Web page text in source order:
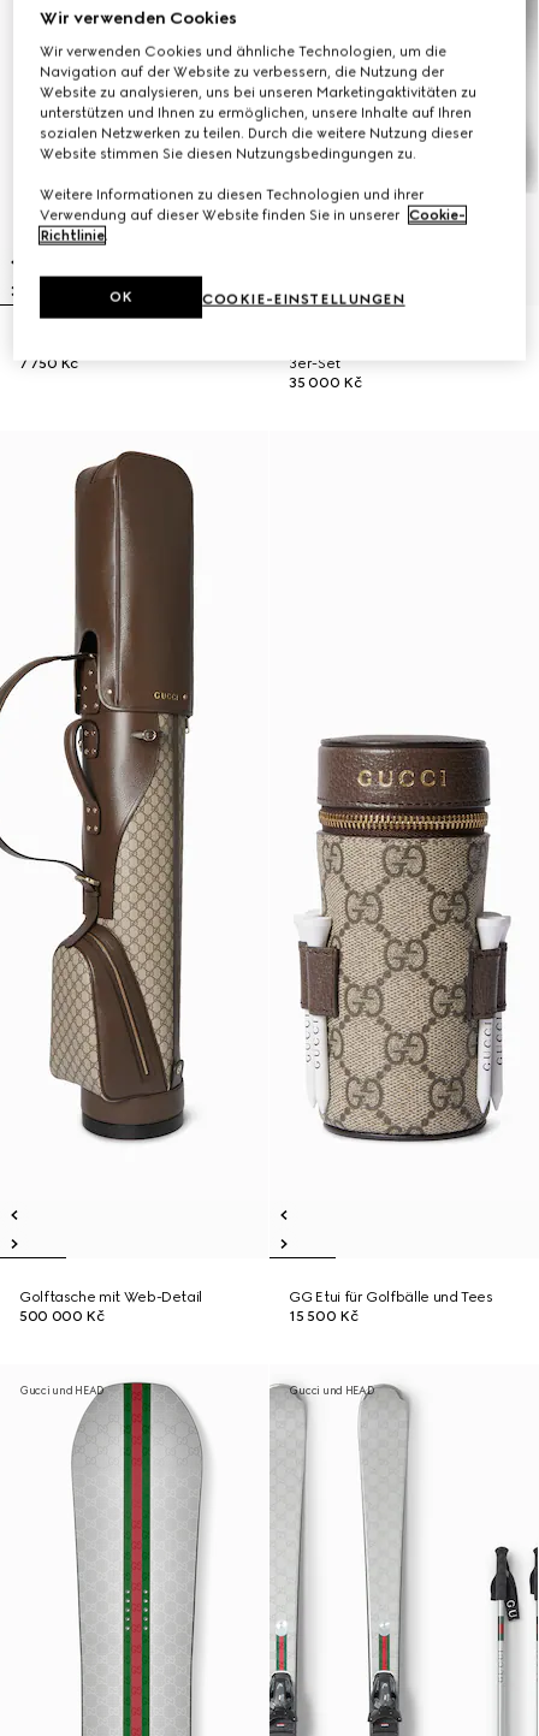
7 750 Kč
3er-Set
35 000 Kč
Golftasche mit Web-Detail
500 000 Kč
GG Etui für Golfbälle und Tees
15 500 Kč
Gucci und HEAD Gucci und HEAD
Wir verwenden Cookies
Wir verwenden Cookies und ähnliche Technologien, um die
Navigation auf der Website zu verbessern, die Nutzung der
Website zu analysieren, uns bei unseren Marketingaktivitäten zu
unterstützen und Ihnen zu ermöglichen, unsere Inhalte auf Ihren
sozialen Netzwerken zu teilen. Durch die weitere Nutzung dieser
Website stimmen Sie diesen Nutzungsbedingungen zu.
Weitere Informationen zu diesen Technologien und ihrer
Verwendung auf dieser Website finden Sie in unserer Cookie-
Richtlinie.
COOKIE-EINSTELLUNGEN
OK